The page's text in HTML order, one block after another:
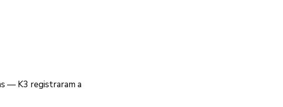
— K3 registraram a